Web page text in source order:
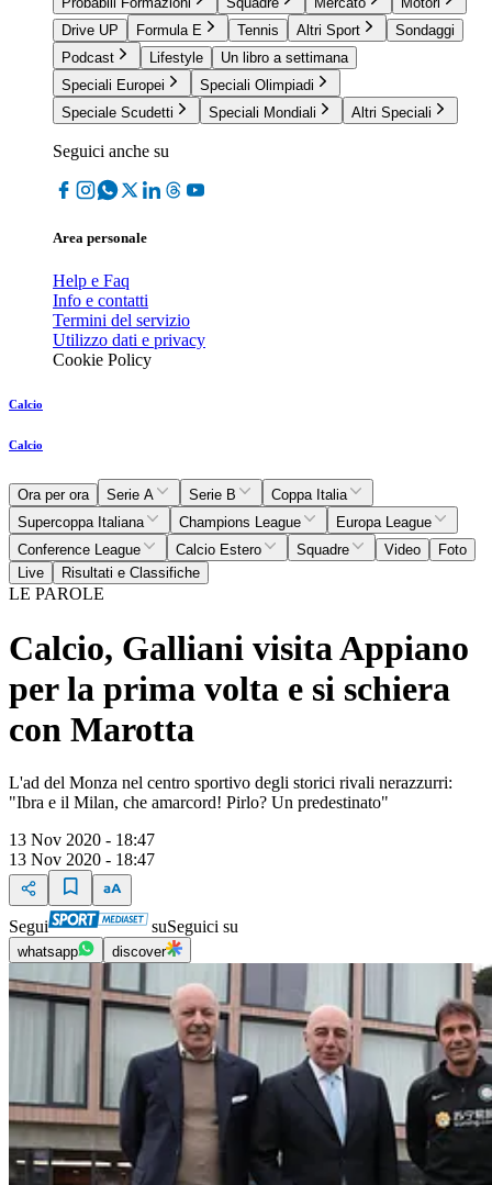
Drive UP
Formula E Tennis Altri Sport
Sondaggi
Podcast
Lifestyle
Un libro a settimana
Speciali Europei
Speciali Olimpiadi
Speciale Scudetti
Speciali Mondiali Altri Speciali
Seguici anche su
Area personale
Help e Faq
Info e contatti
Termini del servizio
Utilizzo dati e privacy
Cookie Policy
Calcio
Calcio
Ora per ora Serie A Serie B
Coppa Italia
Supercoppa Italiana
Champions League
Europa League
Conference League
Calcio Estero Squadre Video
Foto
Live
Risultati e Classifiche
LE PAROLE
Calcio, Galliani visita Appiano
per la prima volta e si schiera
con Marotta
L'ad del Monza nel centro sportivo degli storici rivali nerazzurri:
"Ibra e il Milan, che amarcord! Pirlo? Un predestinato"
13 Nov 2020 - 18:47
13 Nov 2020 - 18:47
Segui suSeguici su
whatsapp discover